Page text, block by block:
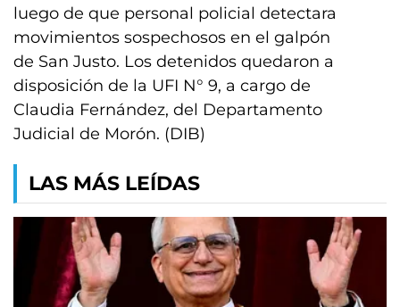
luego de que personal policial detectara
movimientos sospechosos en el galpón
de San Justo. Los detenidos quedaron a
disposición de la UFI N° 9, a cargo de
Claudia Fernández, del Departamento
Judicial de Morón. (DIB)
LAS MÁS LEÍDAS